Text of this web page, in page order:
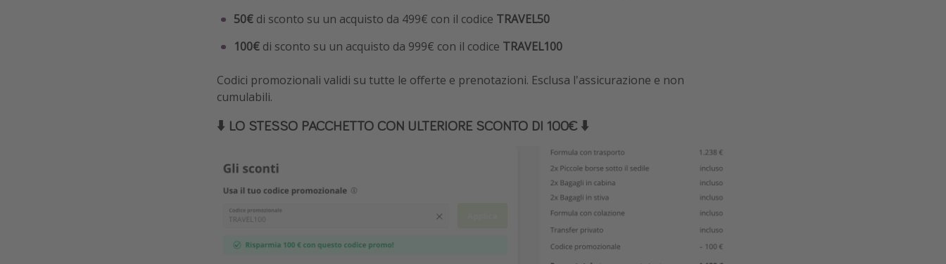
50€ di sconto su un acquisto da 499€ con il codice TRAVEL50
100€ di sconto su un acquisto da 999€ con il codice TRAVEL100
Codici promozionali validi su tutte le offerte e prenotazioni. Esclusa l'assicurazione e non
cumulabili.
⬇️ LO STESSO PACCHETTO CON ULTERIORE SCONTO DI 100€ ⬇️